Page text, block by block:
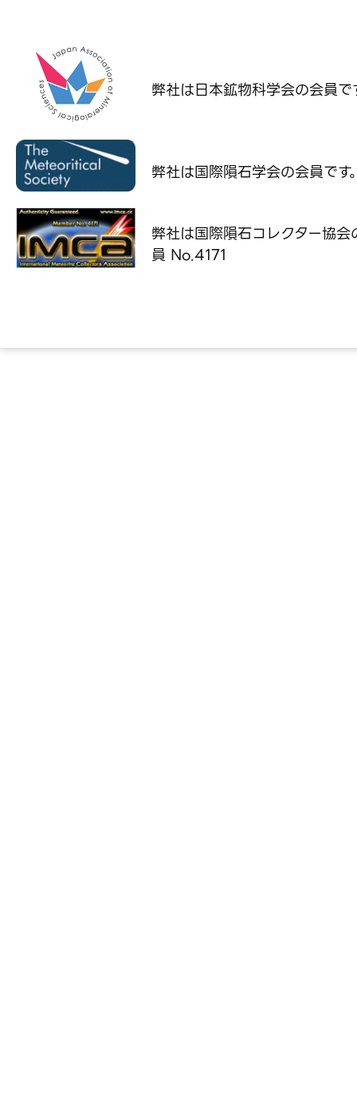
弊社は日本鉱物科学会の会員で
弊社は国際隕石学会の会員です
弊社は国際隕石コレクター協会
員 No.4171